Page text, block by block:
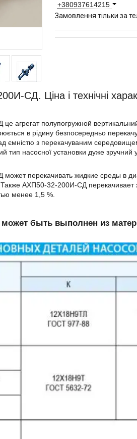
+380937614215
Замовлення тільки за
СД. Ціна і технічні
агрегат полупогружной
в рідину безпосередньо
ємністю з перекачуваним
тип насосної установки дуже зручний
перекачивать жидкие среды в
Также АХП50-32-200И-СД
менее 1,5 %.
может быть выполнен из